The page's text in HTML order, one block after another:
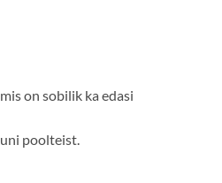
on sobilik ka edasi
poolteist.